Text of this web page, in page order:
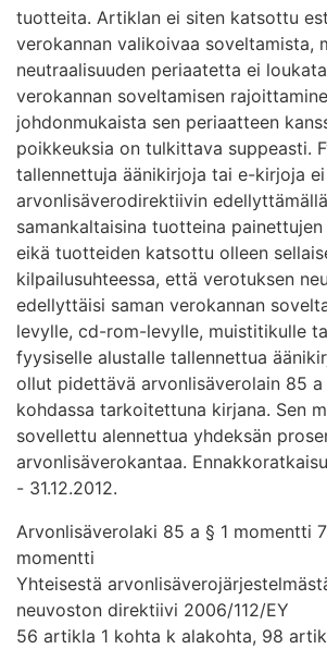
tuotteita. Artiklan ei siten katsottu
verokannan valikoivaa soveltamista,
neutraalisuuden periaatetta ei
verokannan soveltamisen
johdonmukaista sen periaatteen
poikkeuksia on tulkittava suppeasti.
tallennettuja äänikirjoja tai e-kirjoja
arvonlisäverodirektiivin
samankaltaisina tuotteina
eikä tuotteiden katsottu olleen
kilpailusuhteessa, että verotuksen
edellyttäisi saman verokannan
levylle, cd-rom-levylle, muistitikulle
fyysiselle alustalle tallennettua
ollut pidettävä arvonlisäverolain 85 a
kohdassa tarkoitettuna kirjana. Sen
sovellettu alennettua yhdeksän
arvonlisäverokantaa.
- 31.12.2012.
Arvonlisäverolaki 85 a § 1 momentti
momentti
Yhteisestä
neuvoston direktiivi 2006/112/EY
56 artikla 1 kohta k alakohta, 98